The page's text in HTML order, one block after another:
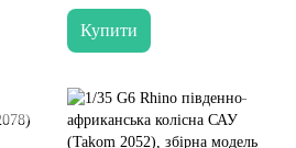
Купити